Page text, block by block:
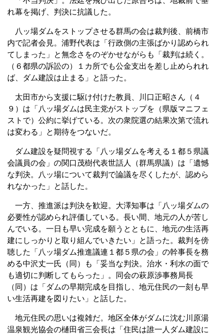
れ幕を掲げ、判決に抗議した。
八ッ場ダムをストップさせる群馬の会は裁判後、前橋市
内で記者会見。浦野代表は「行政側の主張ばかり認められ
てしまった」と無念さをのぞかせながらも「裁判は続く。
（６都県の訴訟の）１カ所でも公金支出を差し止められれ
ば、ダム建設は止まる」と語った。
太田市から支援に駆け付けた教員、川口正昭さん（４
９）は「八ッ場ダムは民主党がストップを（県版マニフェ
ストで）公約に挙げている。次の衆院選の結果次第で流れ
は変わる」と期待をつないだ。
ダム建設を疑問視する「八ッ場ダムを考える１都５県議
会議員の会」の関口茂樹代表世話人（群馬県議）は「遺憾
な判決。八ッ場について裁判で論議を尽くしたが、認めら
れなかった」と話した。
一方、推進派は判決を歓迎。大澤知事は「八ッ場ダムの
必要性が認められ評価している。長い間、地元の人が苦し
んでいる。一日も早い完成を願うとともに、地元の生活再
建にしっかりと取り組んでいきたい」と語った。裁判を傍
聴した「八ッ場ダム推進議連１都５県の会」の幹事長を務
める中沢丈一氏（同）も「妥当な判決。治水・利水の面で
も適切に判断してもらった」。同会の萩原渉事務局長
（同）は「ダムの早期完成を目指し、地元住民の一刻も早
い生活再建を図りたい」と話した。
地元住民の思いは複雑だ。地区全体がダムに沈む川原湯
温泉観光協会の樋田省三会長は「住民は誰一人ダム建設に